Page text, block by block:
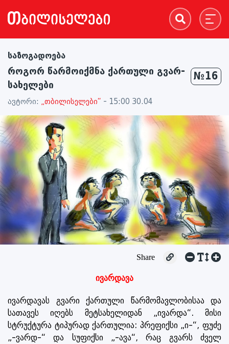
საზოგადოება
როგორ წარმოიქმნა ქართული გვარ-
სახელები
№16
ავტორი: „თბილისელები“ - 15:00 30.04
Share
ივარდავა
ივარდავას გვარი ქართული წარმომავლობისაა და
სათავეს იღებს მეტსახელიდან „ივარდა“. მისი
სტრუქტურა ტიპურად ქართულია: პრეფიქსი „ი-“, ფუძე
„-ვარდ-“ და სუფიქსი „-ავა“, რაც გვარს ძველ